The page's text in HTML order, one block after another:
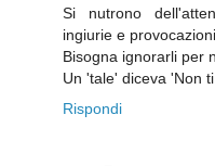
Si nutrono
ingiurie e
Bisogna ignorarli per
Un 'tale' diceva 'Non
Rispondi